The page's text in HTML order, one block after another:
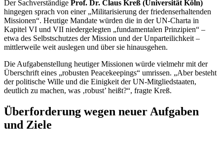
Der Sachverständige Prof. Dr. Claus Kreß (Universität Köln)
hingegen sprach von einer „Militarisierung der friedenserhaltenden
Missionen“. Heutige Mandate würden die in der UN-Charta in
Kapitel VI und VII niedergelegten „fundamentalen Prinzipien“ –
etwa des Selbstschutzes der Mission und der Unparteilichkeit –
mittlerweile weit auslegen und über sie hinausgehen.
Die Aufgabenstellung heutiger Missionen würde vielmehr mit der
Überschrift eines „robusten Peacekeepings“ umrissen. „Aber besteht
der politische Wille und die Einigkeit der UN-Mitgliedstaaten,
deutlich zu machen, was ‚robust’ heißt?“, fragte Kreß.
Überforderung wegen neuer Aufgaben
und Ziele